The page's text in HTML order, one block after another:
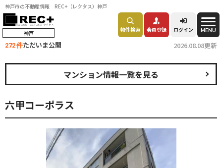
神戸市の不動産情報 REC+（レクタス）神戸
神戸 物件検索 会員登録 ログイン MENU
272 件ただいま公開 2026.08.08更新
六甲コーポラス
マンション情報一覧を見る